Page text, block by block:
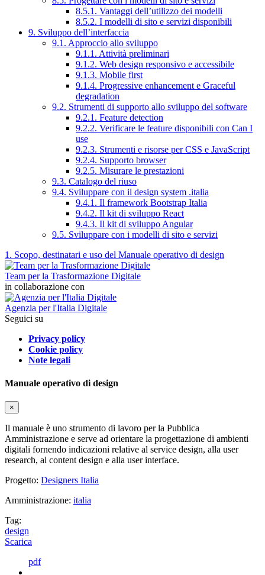
8.5.1. Vantaggi dell’utilizzo dei modelli
8.5.2. I modelli di sito e servizi disponibili
9. Sviluppo dell’interfaccia
9.1. Approccio allo sviluppo
9.1.1. Attività preliminari
9.1.2. Web design responsivo e accessibile
9.1.3. Mobile first
9.1.4. Progressive enhancement e Graceful
degradation
9.2. Strumenti di supporto allo sviluppo del software
9.2.1. Feature detection
9.2.2. Verificare le feature disponibili con Can I
use
9.2.3. Strumenti e risorse per CSS e JavaScript
9.2.4. Supporto browser
9.2.5. Misurare le prestazioni
9.3. Catalogo del riuso
9.4. Sviluppare con il design system .italia
9.4.1. Il framework Bootstrap Italia
9.4.2. Il kit di sviluppo React
9.4.3. Il kit di sviluppo Angular
9.5. Sviluppare con i modelli di sito e servizi
1. Scopo, destinatari e uso del Manuale operativo di design
Team per la Trasformazione Digitale
in collaborazione con
Agenzia per l'Italia Digitale
Seguici su
Privacy policy
Cookie policy
Note legali
Manuale operativo di design
×
Il manuale è uno strumento di lavoro per la Pubblica
Amministrazione e serve ad orientare la progettazione di ambienti
digitali fornendo indicazioni relative al service design, alla user
research, al content design e alla user interface.
Progetto: Designers Italia
Amministrazione: italia
Tag:
design
Scarica
pdf